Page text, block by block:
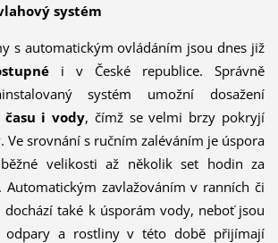
systém
s automa­tic­kým ovládáním jsou dnes již
i v České republice. Správně
systém umožní dosažení
času i vody, čímž se velmi brzy pokryjí
Ve srovnání s ručním zaléváním je úspora
velikosti až několik set hodin za
Automatickým zavlažová­ním v ranních či
dochází také k úsporám vody, neboť jsou
odpary a rostliny v této době přijímají